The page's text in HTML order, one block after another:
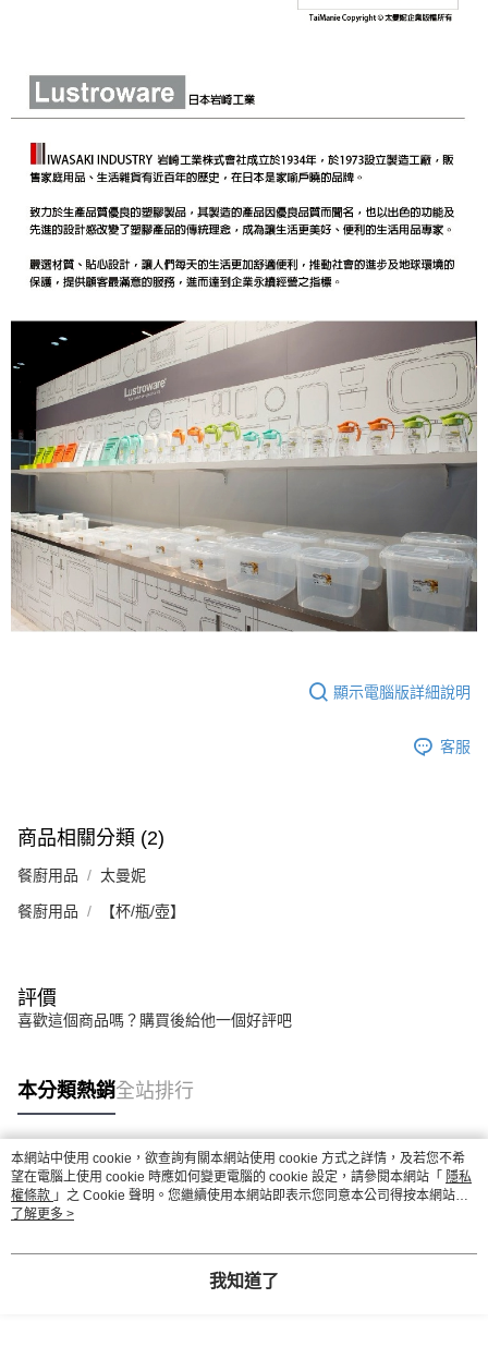
顯示電腦版詳細說明
客服
商品相關分類 (2)
餐廚用品 太曼妮
餐廚用品 【杯/瓶/壺】
評價
喜歡這個商品嗎？購買後給他一個好評吧
本分類熱銷全站排行
熱門標籤
本網站中使用 cookie，欲查詢有關本網站使用 cookie 方式之詳情，及若您不希
望在電腦上使用 cookie 時應如何變更電腦的 cookie 設定，請參閱本網站「 隱私
權條款 」之 Cookie 聲明。您繼續使用本網站即表示您同意本公司得按本網站使
用條款之 Cookie 聲明使用 cookie。
了解更多 >
我知道了